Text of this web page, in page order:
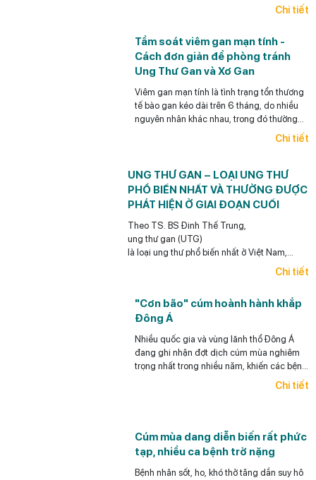
Chi tiết
Tầm soát viêm gan mạn tính -
Cách đơn giản để phòng tránh
Ung Thư Gan và Xơ Gan
Viêm gan mạn tính là tình trạng tổn thương
tế bào gan kéo dài trên 6 tháng, do nhiều
nguyên nhân khác nhau, trong đó thường
gặp nhất là viêm gan siêu vi B mạn tính,
Chi tiết
UNG THƯ GAN – LOẠI UNG THƯ
PHỔ BIẾN NHẤT VÀ THƯỜNG ĐƯỢC
PHÁT HIỆN Ở GIAI ĐOẠN CUỐI
Theo TS. BS Đinh Thế Trung,
ung thư gan (UTG)
là loại ung thư phổ biến nhất ở Việt Nam,
ra UTG cho bệnh nhân),
có thể phát hiện sớm và điều trị hiệu quả
UTG.
Chi tiết
"Cơn bão" cúm hoành hành khắp
Đông Á
Nhiều quốc gia và vùng lãnh thổ Đông Á
đang ghi nhận đợt dịch cúm mùa nghiêm
trọng nhất trong nhiều năm, khiến các bệnh
Chi tiết
Cúm mùa dang diễn biến rất phức
tạp, nhiều ca bệnh trở nặng
Bệnh nhân sốt, ho, khó thở tăng dần suy hô